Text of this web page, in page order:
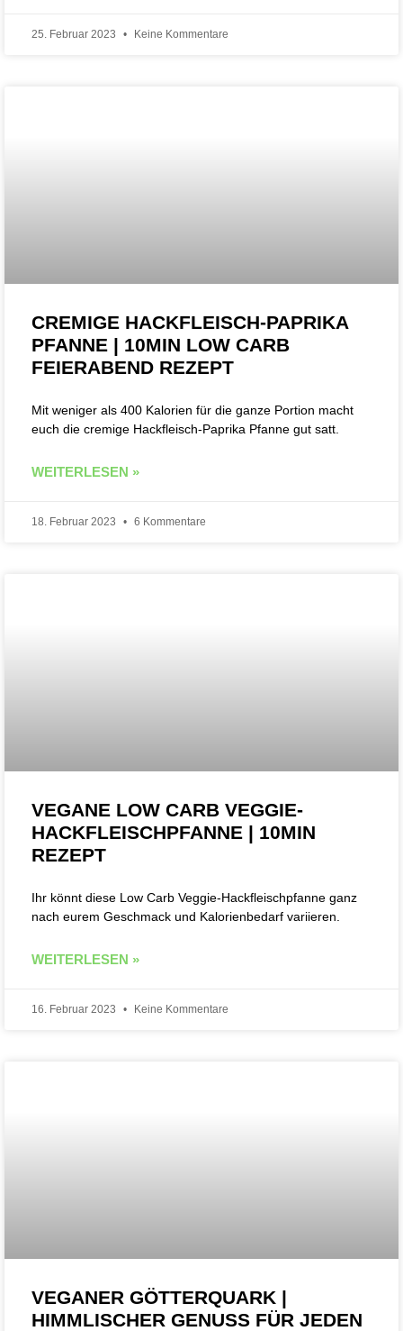
25. Februar 2023 Keine Kommentare
CREMIGE HACKFLEISCH-PAPRIKA
PFANNE | 10MIN LOW CARB
FEIERABEND REZEPT
Mit weniger als 400 Kalorien für die ganze Portion macht
euch die cremige Hackfleisch-Paprika Pfanne gut satt.
WEITERLESEN »
18. Februar 2023 6 Kommentare
VEGANE LOW CARB VEGGIE-
HACKFLEISCHPFANNE | 10MIN
REZEPT
Ihr könnt diese Low Carb Veggie-Hackfleischpfanne ganz
nach eurem Geschmack und Kalorienbedarf variieren.
WEITERLESEN »
16. Februar 2023 Keine Kommentare
VEGANER GÖTTERQUARK |
HIMMLISCHER GENUSS FÜR JEDEN